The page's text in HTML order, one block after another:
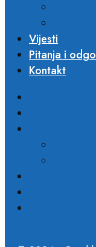
Vijesti
Pitanja i
Kontakt